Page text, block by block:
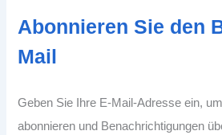
Abonnieren Sie den
Mail
Geben Sie Ihre E-Mail-Adresse ein,
abonnieren und Benachrichtigungen